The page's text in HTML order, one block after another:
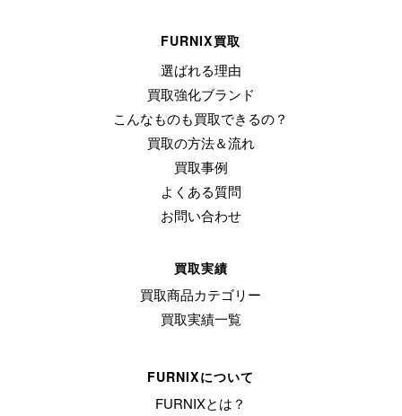
FURNIX買取
選ばれる理由
買取強化ブランド
こんなものも買取できるの？
買取の方法＆流れ
買取事例
よくある質問
お問い合わせ
買取実績
買取商品カテゴリー
買取実績一覧
FURNIXについて
FURNIXとは？